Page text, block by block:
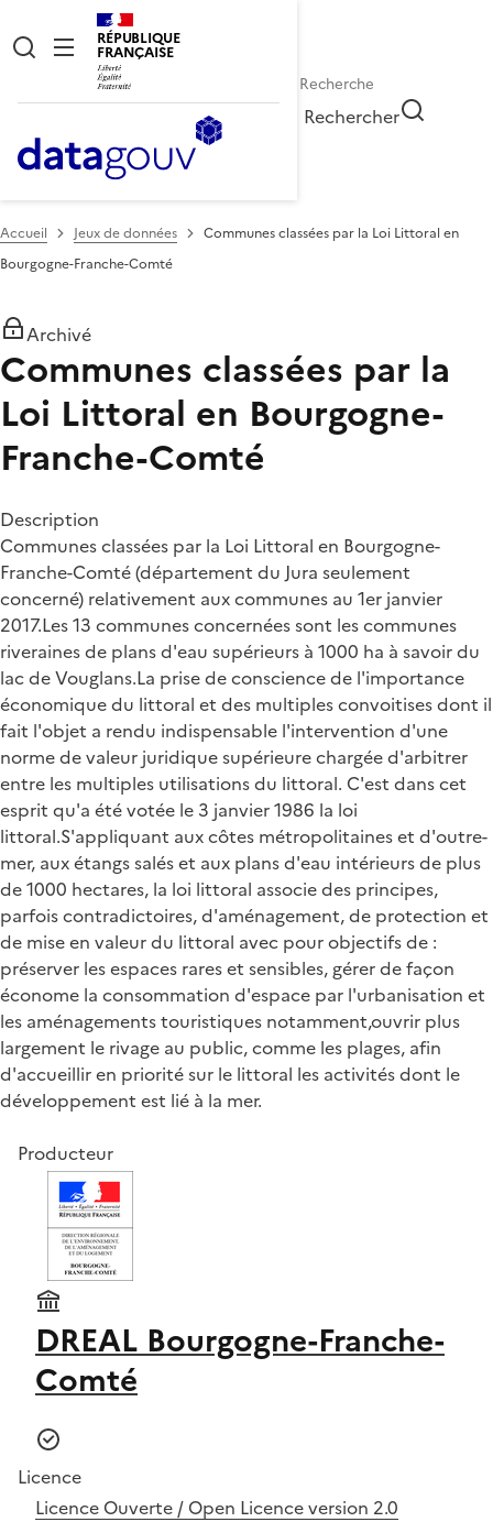
RÉPUBLIQUE
FRANÇAISE
Rechercher
Accueil Jeux de données
Communes classées par la Loi Littoral en
Bourgogne-Franche-Comté
Archivé
Communes classées par la
Loi Littoral en Bourgogne-
Franche-Comté
Description
Communes classées par la Loi Littoral en Bourgogne-
Franche-Comté (département du Jura seulement
concerné) relativement aux communes au 1er janvier
2017.Les 13 communes concernées sont les communes
riveraines de plans d'eau supérieurs à 1000 ha à savoir du
lac de Vouglans.La prise de conscience de l'importance
économique du littoral et des multiples convoitises dont il
fait l'objet a rendu indispensable l'intervention d'une
norme de valeur juridique supérieure chargée d'arbitrer
entre les multiples utilisations du littoral. C'est dans cet
esprit qu'a été votée le 3 janvier 1986 la loi
littoral.S'appliquant aux côtes métropolitaines et d'outre-
mer, aux étangs salés et aux plans d'eau intérieurs de plus
de 1000 hectares, la loi littoral associe des principes,
parfois contradictoires, d'aménagement, de protection et
de mise en valeur du littoral avec pour objectifs de :
préserver les espaces rares et sensibles, gérer de façon
économe la consommation d'espace par l'urbanisation et
les aménagements touristiques notamment,ouvrir plus
largement le rivage au public, comme les plages, afin
d'accueillir en priorité sur le littoral les activités dont le
développement est lié à la mer.
Producteur
DREAL Bourgogne-Franche-
Comté
Licence
Licence Ouverte / Open Licence version 2.0